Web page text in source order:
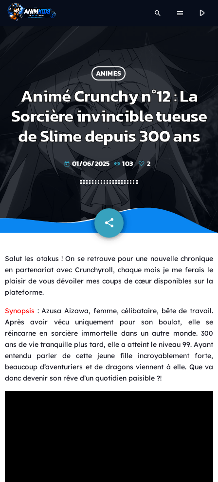
search menu play_arrow
ANIMES
Animé Crunchy n°12 : La
Sorcière invincible tueuse
de Slime depuis 300 ans
today 01/06/2025 103 2
share
email
Salut les otakus ! On se retrouve pour une nouvelle chronique
en partenariat avec Crunchyroll, chaque mois je me ferais le
plaisir de vous dévoiler mes coups de cœur disponibles sur la
plateforme.
Synopsis : Azusa Aizawa, femme, célibataire, bête de travail.
Après avoir vécu uniquement pour son boulot, elle se
réincarne en sorcière immortelle dans un autre monde. 300
ans de vie tranquille plus tard, elle a atteint le niveau 99. Ayant
entendu parler de cette jeune fille incroyablement forte,
beaucoup d’aventuriers et de dragons viennent à elle. Que va
donc devenir son rêve d’un quotidien paisible ?!